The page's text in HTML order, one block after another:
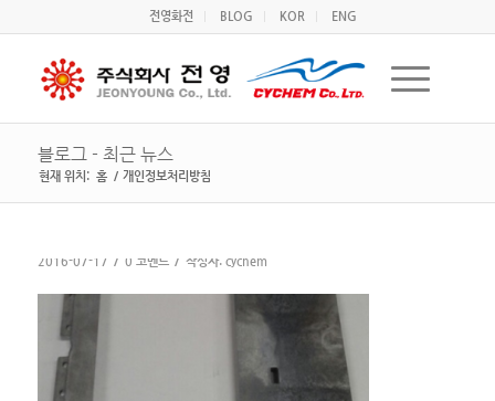
전영화전 BLOG KOR ENG
블로그 - 최근 뉴스
현재 위치: 홈 / 개인정보처리방침
2016-07-17 / 0 코멘트 / 작성자: cychem